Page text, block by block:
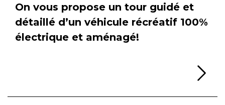
On vous propose un tour guidé et
détaillé d’un véhicule récréatif 100%
électrique et aménagé!